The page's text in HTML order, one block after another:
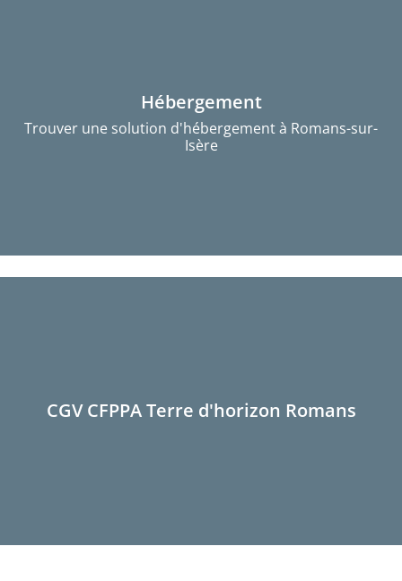
Hébergement
Trouver une solution d'hébergement à Romans-sur-
Isère
CGV CFPPA Terre d'horizon Romans